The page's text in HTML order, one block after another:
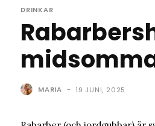
DRINKAR
MARIA - 19 JUNI, 2025